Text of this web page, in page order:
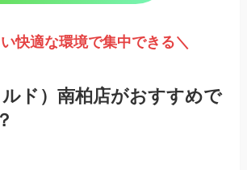
快適な環境で集中できる＼
ド）南柏店がおすすめで